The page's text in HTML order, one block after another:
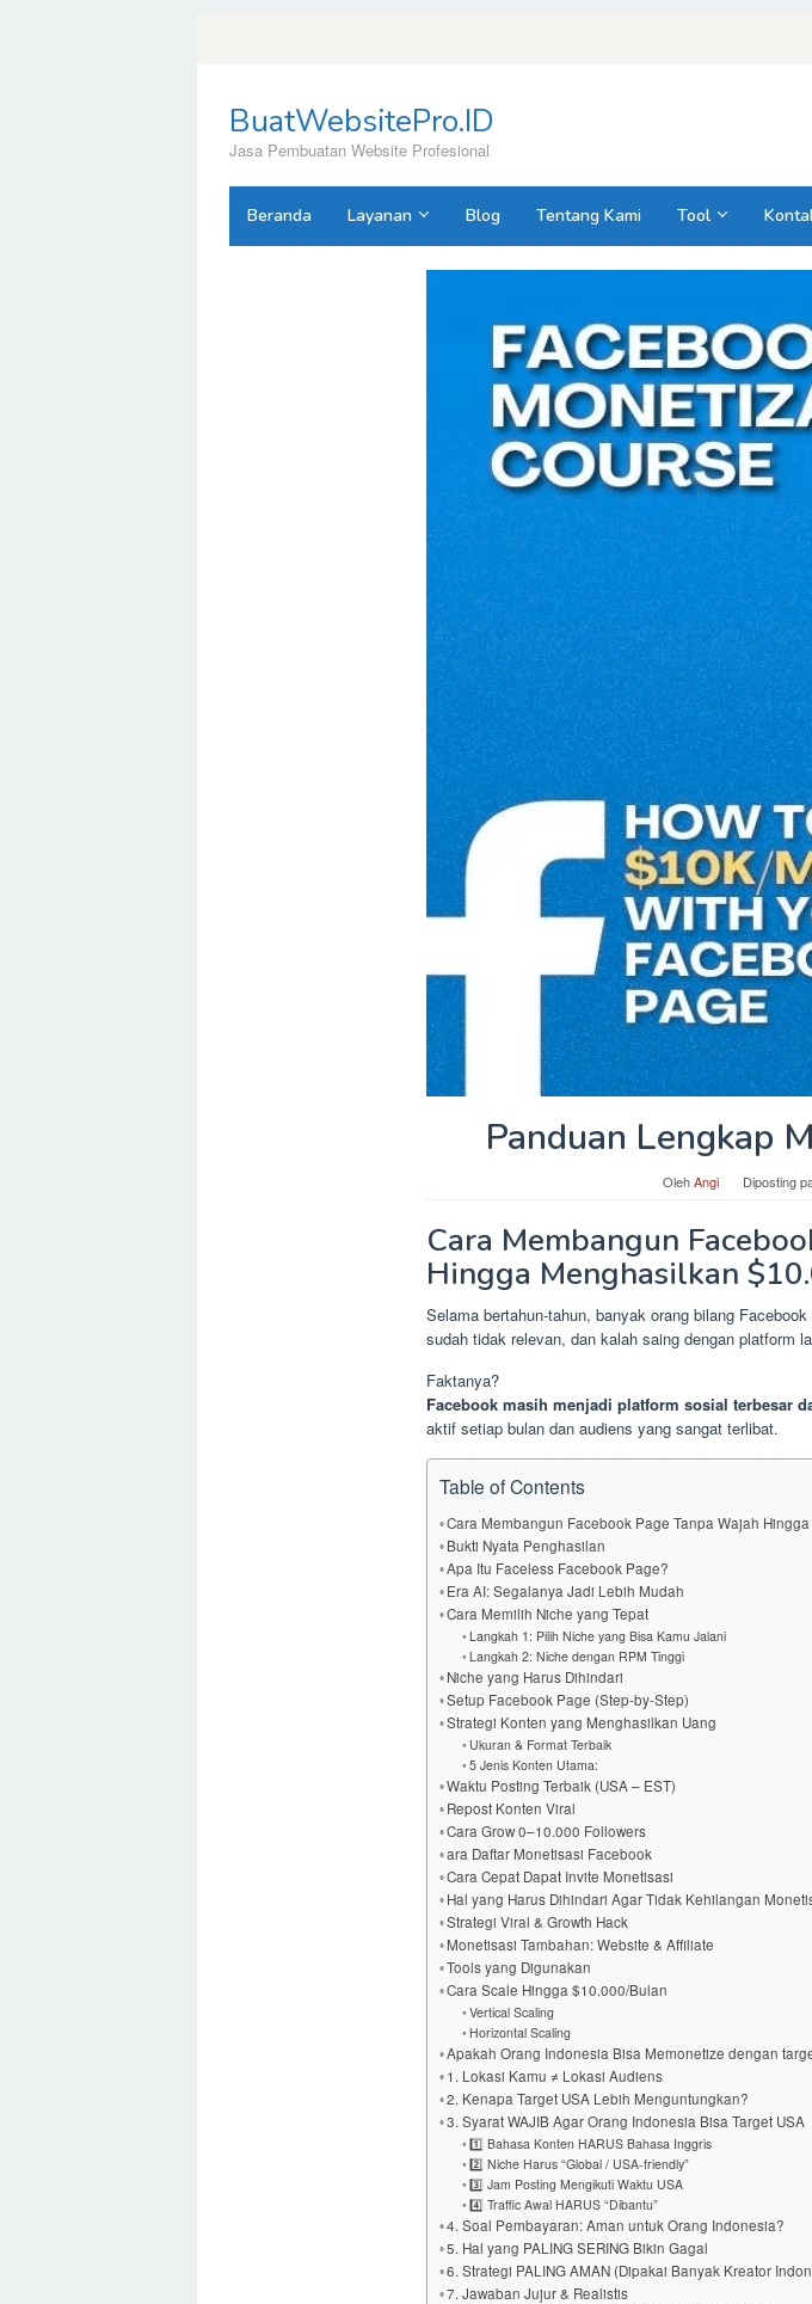
BuatWebsitePro.ID
Jasa Pembuatan Website Profesional
Beranda Layanan Blog Tentang Kami Tool
Panduan Lengkap
OlehAngi Diposting
Cara Membangun
Hingga Menghasilkan
Selama bertahun-tahun, banyak orang bilang
sudah tidak relevan, dan kalah saing dengan platform
Faktanya?
Facebook masih menjadi platform sosial terbesar
aktif setiap bulan dan audiens yang sangat terlibat.
Table of Contents
Cara Membangun Facebook Page Tanpa Wajah
Bukti Nyata Penghasilan
Apa Itu Faceless Facebook Page?
Era AI: Segalanya Jadi Lebih Mudah
Cara Memilih Niche yang Tepat
Langkah 1: Pilih Niche yang Bisa Kamu Jalani
Langkah 2: Niche dengan RPM Tinggi
Niche yang Harus Dihindari
Setup Facebook Page (Step-by-Step)
Strategi Konten yang Menghasilkan Uang
Ukuran & Format Terbaik
5 Jenis Konten Utama:
Waktu Posting Terbaik (USA – EST)
Repost Konten Viral
Cara Grow 0–10.000 Followers
ara Daftar Monetisasi Facebook
Cara Cepat Dapat Invite Monetisasi
Hal yang Harus Dihindari Agar Tidak Kehilangan
Strategi Viral & Growth Hack
Monetisasi Tambahan: Website & Affiliate
Tools yang Digunakan
Cara Scale Hingga $10.000/Bulan
Vertical Scaling
Horizontal Scaling
Apakah Orang Indonesia Bisa Memonetize dengan
1. Lokasi Kamu ≠ Lokasi Audiens
2. Kenapa Target USA Lebih Menguntungkan?
3. Syarat WAJIB Agar Orang Indonesia Bisa Target USA
1️⃣ Bahasa Konten HARUS Bahasa Inggris
2️⃣ Niche Harus “Global / USA-friendly”
3️⃣ Jam Posting Mengikuti Waktu USA
4️⃣ Traffic Awal HARUS “Dibantu”
4. Soal Pembayaran: Aman untuk Orang Indonesia?
5. Hal yang PALING SERING Bikin Gagal
6. Strategi PALING AMAN (Dipakai Banyak Kreator
7. Jawaban Jujur & Realistis